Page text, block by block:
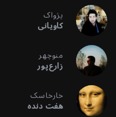
پژواک
کاویانی
منوچهر
زارع‌پور
خارخاسک
هفت دنده